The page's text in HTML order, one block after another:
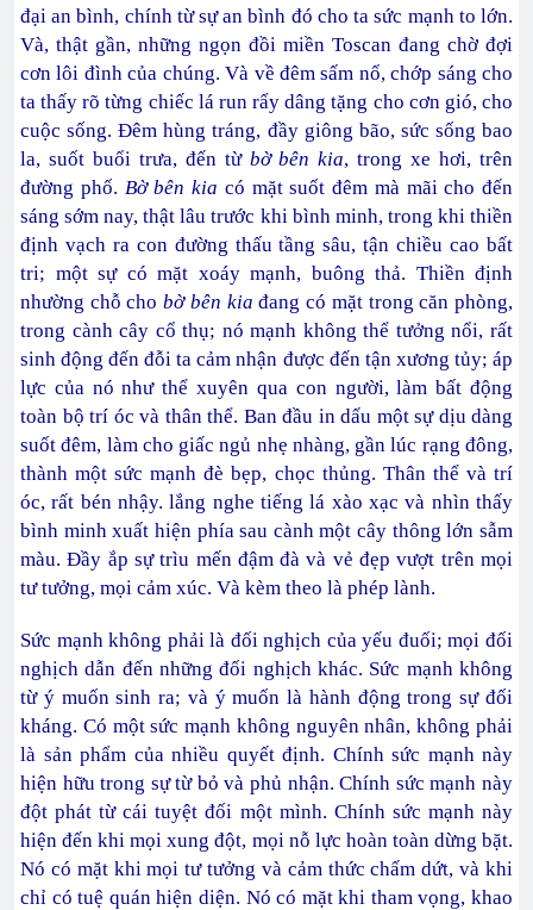
đại an bình, chính từ sự an bình đó cho ta sức mạnh to lớn.
Và, thật gần, những ngọn đồi miền Toscan đang chờ đợi
cơn lôi đình của chúng. Và về đêm sấm nổ, chớp sáng cho
ta thấy rõ từng chiếc lá run rẩy dâng tặng cho cơn gió, cho
cuộc sống. Đêm hùng tráng, đầy giông bão, sức sống bao
la, suốt buổi trưa, đến từ bờ bên kia, trong xe hơi, trên
đường phố. Bờ bên kia có mặt suốt đêm mà mãi cho đến
sáng sớm nay, thật lâu trước khi bình minh, trong khi thiền
định vạch ra con đường thấu tầng sâu, tận chiều cao bất
tri; một sự có mặt xoáy mạnh, buông thả. Thiền định
nhường chỗ chobờ bên kia đang có mặt trong căn phòng,
trong cành cây cổ thụ; nó mạnh không thể tưởng nổi, rất
sinh động đến đỗi ta cảm nhận được đến tận xương tủy; áp
lực của nó như thể xuyên qua con người, làm bất động
toàn bộ trí óc và thân thể. Ban đầu in dấu một sự dịu dàng
suốt đêm, làm cho giấc ngủ nhẹ nhàng, gần lúc rạng đông,
thành một sức mạnh đè bẹp, chọc thủng. Thân thể và trí
óc, rất bén nhậy. lắng nghe tiếng lá xào xạc và nhìn thấy
bình minh xuất hiện phía sau cành một cây thông lớn sẫm
màu. Đầy ắp sự trìu mến đậm đà và vẻ đẹp vượt trên mọi
tư tưởng, mọi cảm xúc. Và kèm theo là phép lành.
Sức mạnh không phải là đối nghịch của yếu đuối; mọi đối
nghịch dẫn đến những đối nghịch khác. Sức mạnh không
từ ý muốn sinh ra; và ý muốn là hành động trong sự đối
kháng. Có một sức mạnh không nguyên nhân, không phải
là sản phẩm của nhiều quyết định. Chính sức mạnh này
hiện hữu trong sự từ bỏ và phủ nhận. Chính sức mạnh này
đột phát từ cái tuyệt đối một mình. Chính sức mạnh này
hiện đến khi mọi xung đột, mọi nỗ lực hoàn toàn dừng bặt.
Nó có mặt khi mọi tư tưởng và cảm thức chấm dứt, và khi
chỉ có tuệ quán hiện diện. Nó có mặt khi tham vọng, khao